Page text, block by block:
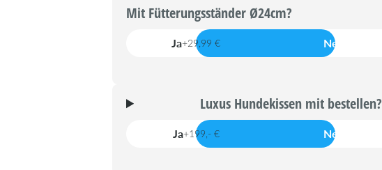
Mit Fütterungsständer Ø24cm?
Ja+29,99 € Nein
Luxus Hundekissen mit bestellen?
Ja+199,- € Nein